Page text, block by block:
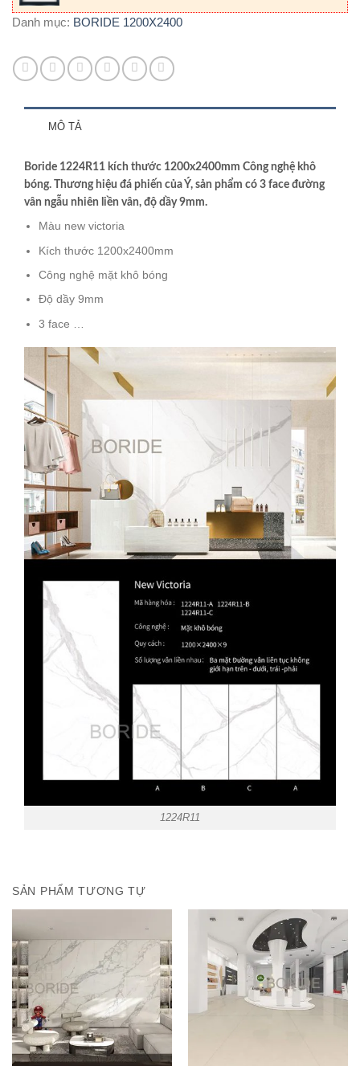
Danh mục: BORIDE 1200X2400
MÔ TẢ
Boride 1224R11 kích thước 1200x2400mm Công nghệ khô
bóng. Thương hiệu đá phiến của Ý, sản phẩm có 3 face đường
vân ngẫu nhiên liền vân, độ dầy 9mm.
Màu new victoria
Kích thước 1200x2400mm
Công nghệ mặt khô bóng
Độ dầy 9mm
3 face …
1224R11
SẢN PHẨM TƯƠNG TỰ